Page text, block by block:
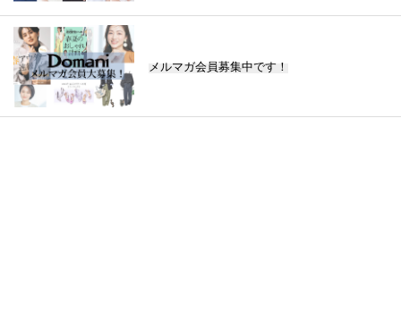
メルマガ会員募集中です！